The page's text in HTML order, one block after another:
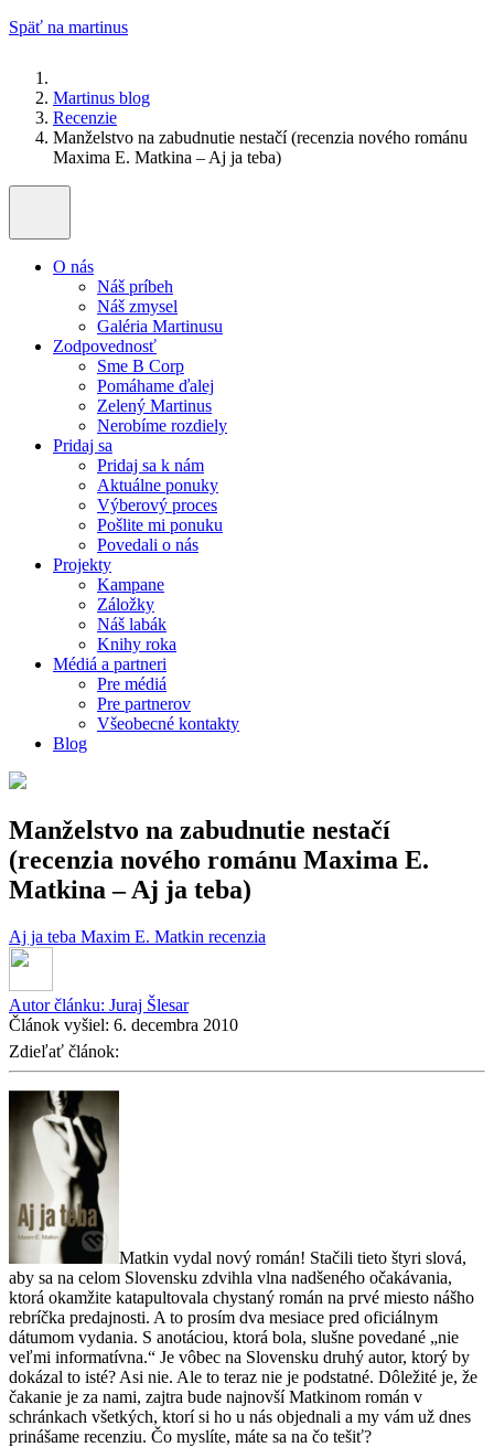
Späť na martinus
Martinus blog
Recenzie
Manželstvo na zabudnutie nestačí (recenzia nového románu
Maxima E. Matkina – Aj ja teba)
O nás
Náš príbeh
Náš zmysel
Galéria Martinusu
Zodpovednosť
Sme B Corp
Pomáhame ďalej
Zelený Martinus
Nerobíme rozdiely
Pridaj sa
Pridaj sa k nám
Aktuálne ponuky
Výberový proces
Pošlite mi ponuku
Povedali o nás
Projekty
Kampane
Záložky
Náš labák
Knihy roka
Médiá a partneri
Pre médiá
Pre partnerov
Všeobecné kontakty
Blog
Manželstvo na zabudnutie nestačí
(recenzia nového románu Maxima E.
Matkina – Aj ja teba)
Aj ja teba Maxim E. Matkin recenzia
Autor článku: Juraj Šlesar
Článok vyšiel: 6. decembra 2010
Zdieľať článok:
Matkin vydal nový román! Stačili tieto štyri slová,
aby sa na celom Slovensku zdvihla vlna nadšeného očakávania,
ktorá okamžite katapultovala chystaný román na prvé miesto nášho
rebríčka predajnosti. A to prosím dva mesiace pred oficiálnym
dátumom vydania. S anotáciou, ktorá bola, slušne povedané „nie
veľmi informatívna.“ Je vôbec na Slovensku druhý autor, ktorý by
dokázal to isté? Asi nie. Ale to teraz nie je podstatné. Dôležité je, že
čakanie je za nami, zajtra bude najnovší Matkinom román v
schránkach všetkých, ktorí si ho u nás objednali a my vám už dnes
prinášame recenziu. Čo myslíte, máte sa na čo tešiť?